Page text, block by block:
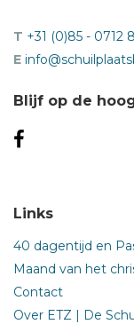
T +31 (0)85 - 0712
E
Blijf op de
Links
40 dagentijd en
Maand van het
Contact
Over ETZ | De